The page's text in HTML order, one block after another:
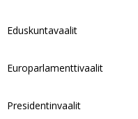
Eduskuntavaalit
Europarlamenttivaalit
Presidentinvaalit